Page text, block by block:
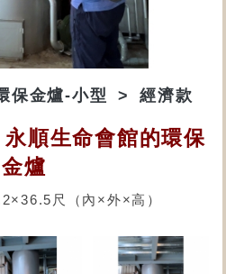
保金爐-小型 經濟款
永順生命會館的環保
金爐
尺（內×外×高）